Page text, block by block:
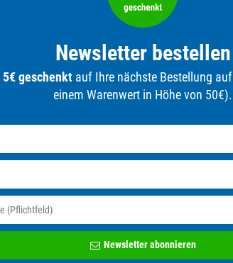
Newsletter bestellen
5€ geschenkt auf Ihre nächste Bestellung auf
einem Warenwert in Höhe von 50€).
Newsletter abonnieren